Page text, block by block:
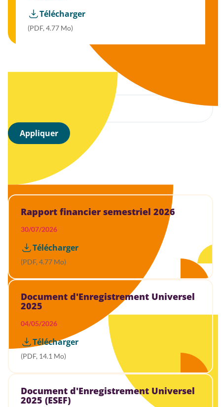
Télécharger
(PDF, 4.77 Mo)
Appliquer
Rapport financier semestriel 2026
30/07/2026
Télécharger
(PDF, 4.77 Mo)
Document d'Enregistrement Universel
2025
04/05/2026
Télécharger
(PDF, 14.1 Mo)
Document d'Enregistrement Universel
2025 (ESEF)